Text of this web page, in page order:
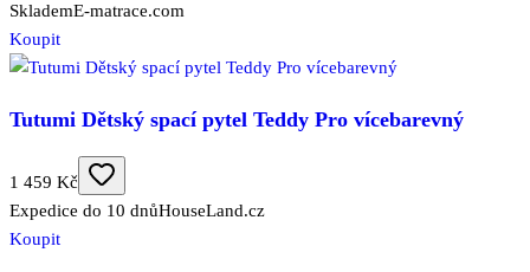
SklademE-matrace.com
Koupit
Tutumi Dětský spací pytel Teddy Pro vícebarevný
1 459 Kč
Expedice do 10 dnůHouseLand.cz
Koupit